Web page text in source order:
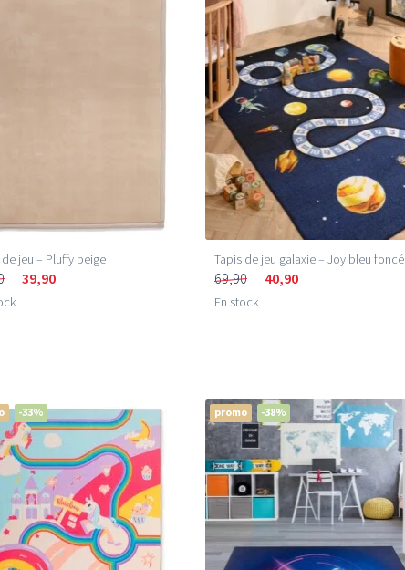
jeu – Pluffy beige
39,90
Tapis de jeu galaxie – Joy bleu foncé
69,90 40,90
En stock
-33% promo -38%